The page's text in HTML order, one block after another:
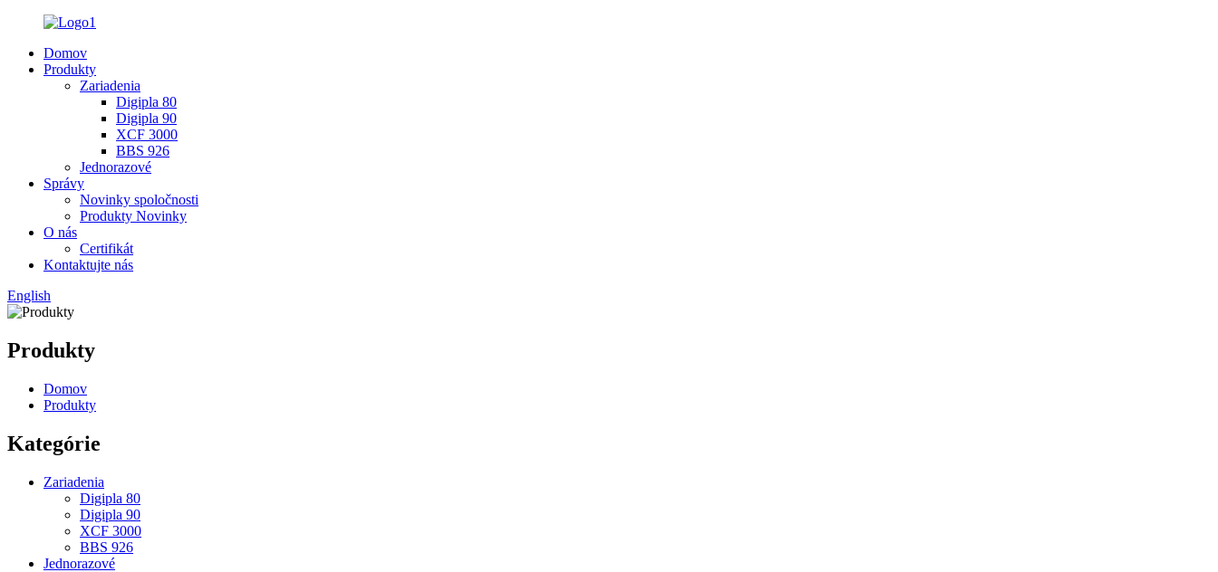
Domov
Produkty
Zariadenia
Digipla 80
Digipla 90
XCF 3000
BBS 926
Jednorazové
Správy
Novinky spoločnosti
Produkty Novinky
O nás
Certifikát
Kontaktujte nás
English
Produkty
Domov
Produkty
Kategórie
Zariadenia
Digipla 80
Digipla 90
XCF 3000
BBS 926
Jednorazové